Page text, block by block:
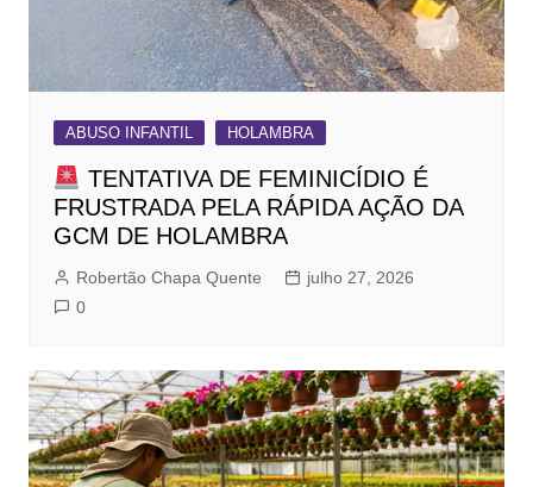
ABUSO INFANTIL HOLAMBRA
TENTATIVA DE FEMINICÍDIO É
FRUSTRADA PELA RÁPIDA AÇÃO DA
GCM DE HOLAMBRA
Robertão Chapa Quente
julho 27, 2026
0